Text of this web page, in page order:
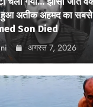
हुआ अतीक अहमद का सबसे
Son Died
अगस्त 7, 2026